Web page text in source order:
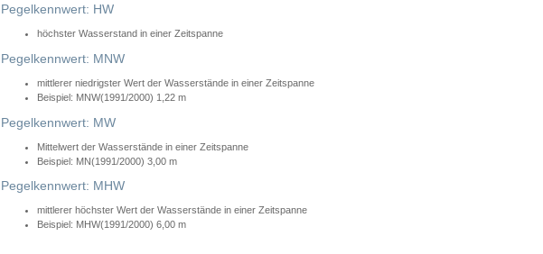
Pegelkennwert: HW
höchster Wasserstand in einer Zeitspanne
Pegelkennwert: MNW
mittlerer niedrigster Wert der Wasserstände in einer Zeitspanne
Beispiel: MNW(1991/2000) 1,22 m
Pegelkennwert: MW
Mittelwert der Wasserstände in einer Zeitspanne
Beispiel: MN(1991/2000) 3,00 m
Pegelkennwert: MHW
mittlerer höchster Wert der Wasserstände in einer Zeitspanne
Beispiel: MHW(1991/2000) 6,00 m